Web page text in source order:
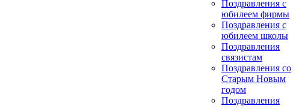
Поздравления с
юбилеем фирмы
Поздравления с
юбилеем школы
Поздравления
связистам
Поздравления со
Старым Новым
годом
Поздравления